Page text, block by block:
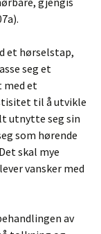
et hørselstap,
seg et
med et
til å utvikle
utnytte seg sin
som hørende
skal mye
vansker med
av